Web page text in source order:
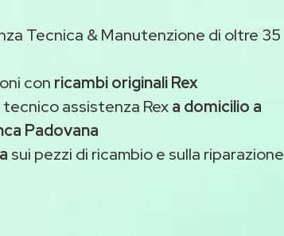
Tecnica & Manutenzione di oltre 35
con ricambi originali Rex
assistenza Rexa domicilio a
Padovana
sui pezzi di ricambio e sulla riparazione